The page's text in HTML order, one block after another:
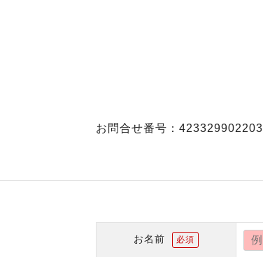
お問合せ番号：423329902203
お名前 必須